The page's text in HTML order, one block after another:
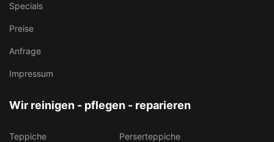
Specials
Preise
Anfrage
Impressum
Wir reinigen - pflegen - reparieren
Teppiche Perserteppiche